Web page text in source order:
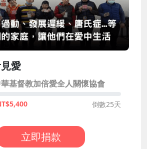
愛
基督教加倍愛全人關懷協會
5,400 倒數25天
立即捐款